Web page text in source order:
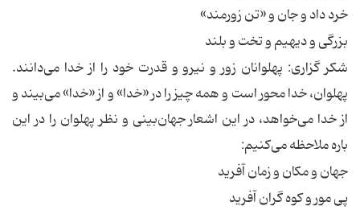
خرد داد و جان و «تن زورمند»
بزرگی و دیهیم و تخت و بلند
شکر گزاری: پهلوانان زور و نیرو و قدرت خود را از خدا می‌‌دانند.
پهلوان، خدا محور است و همه چیز را در «خدا» و از «خدا» می‌بیند و
از خدا می‌خواهد، در این اشعار جهان‌بینی و نظر پهلوان را در این
باره ملاحظه می‌کنیم:
جهان و مکان و زمان آفرید
پی مور و کوه گران آفرید